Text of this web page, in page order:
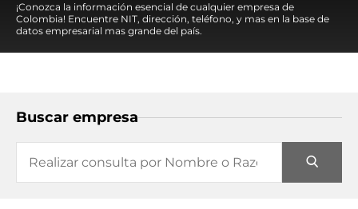
¡Conozca la información esencial de cualquier empresa de
Colombia! Encuentre NIT, dirección, teléfono, y mas en la base de
datos empresarial mas grande del país.
Buscar empresa